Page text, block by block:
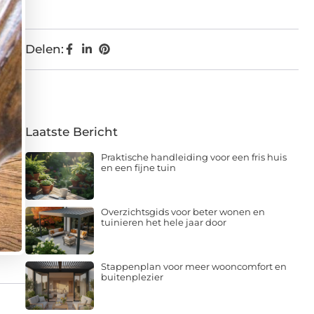
Delen:
Laatste Bericht
Praktische handleiding voor een fris huis
en een fijne tuin
Overzichtsgids voor beter wonen en
tuinieren het hele jaar door
Stappenplan voor meer wooncomfort en
buitenplezier